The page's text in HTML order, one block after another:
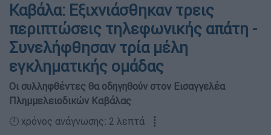
Καβάλα: Εξιχνιάσθηκαν τρεις
περιπτώσεις τηλεφωνικής απάτη -
Συνελήφθησαν τρία μέλη
εγκληματικής ομάδας
Οι συλληφθέντες θα οδηγηθούν στον Εισαγγελέα
Πλημμελειοδικών Καβάλας
🕛 χρόνος ανάγνωσης: 2 λεπτά ┋